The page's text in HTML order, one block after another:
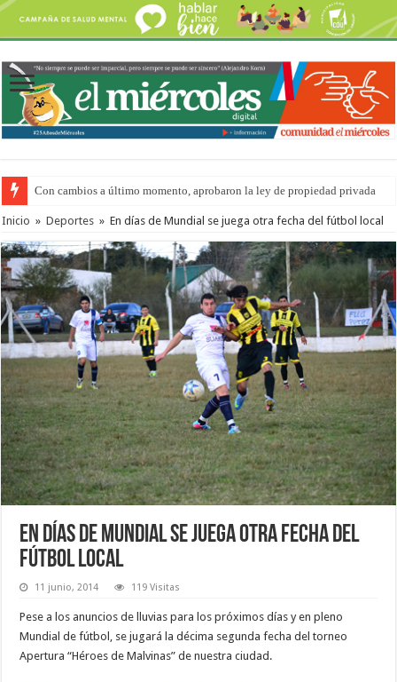
Con cambios a último momento, aprobaron la ley de propiedad privada
Adopción en Entre Ríos: el 35% de los 90 niños, niñas y adolescentes que
Inicio » Deportes » En días de Mundial se juega otra fecha del fútbol local
En días de Mundial se juega otra fecha del
fútbol local
11 junio, 2014 119 Visitas
Pese a los anuncios de lluvias para los próximos días y en pleno
Mundial de fútbol, se jugará la décima segunda fecha del torneo
Apertura “Héroes de Malvinas” de nuestra ciudad.